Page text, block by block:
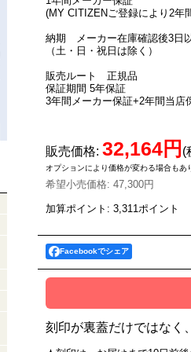
(MY CITIZENご登録により2年
納期 メーカー在庫確認後3日
（土・日・祝日は除く）
販売ルート 正規品
保証期間 5年保証
3年間メーカー保証+2年間当
販売価格: 32,164円 (
オプションにより価格が変わる場合もあ
希望小売価格: 47,300円
加算ポイント: 3,311ポイント
Facebookでシェア
刻印が裏蓋だけではなく